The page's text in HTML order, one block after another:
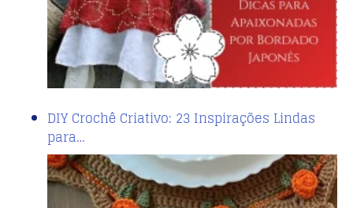
DIY Crochê Criativo: 23 Inspirações Lindas
para…